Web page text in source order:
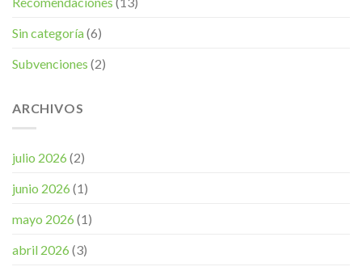
Sin categoría(6)
Subvenciones (2)
ARCHIVOS
julio 2026 (2)
junio 2026 (1)
mayo 2026 (1)
abril 2026 (3)